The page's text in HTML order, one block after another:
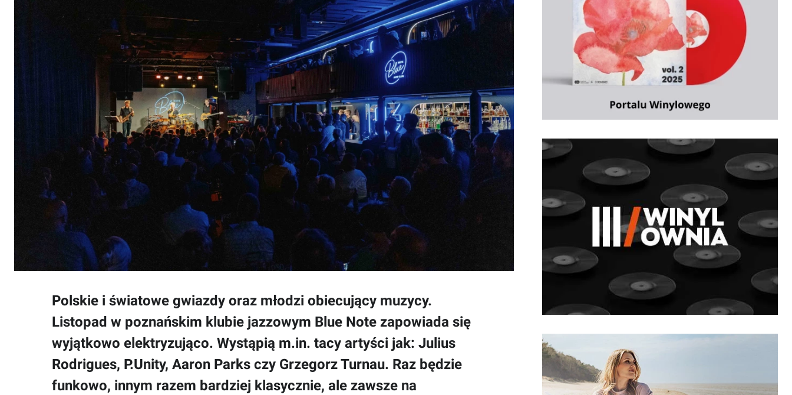
Polskie i światowe gwiazdy oraz młodzi obiecujący muzycy.
Listopad w poznańskim klubie jazzowym Blue Note zapowiada się
wyjątkowo elektryzująco. Wystąpią m.in. tacy artyści jak: Julius
Rodrigues, P.Unity, Aaron Parks czy Grzegorz Turnau. Raz będzie
funkowo, innym razem bardziej klasycznie, ale zawsze na